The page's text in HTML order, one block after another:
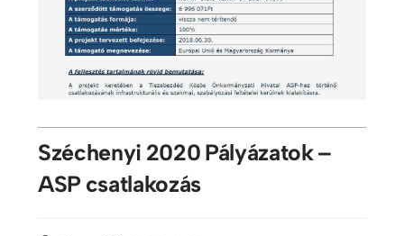
Széchenyi 2020 Pályá­zatok –
ASP csatlakozás